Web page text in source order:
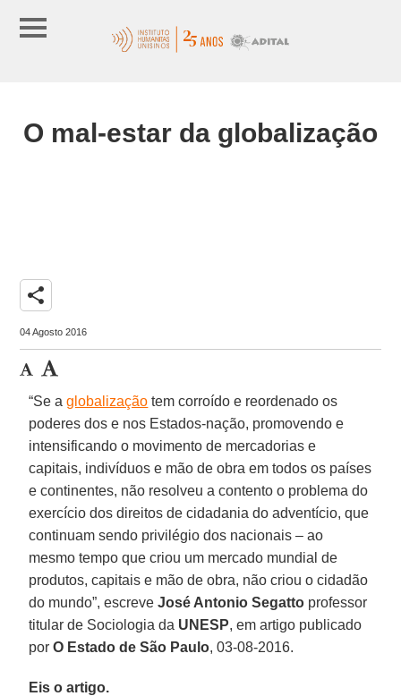
O mal-estar da globalização
share
04 Agosto 2016
“Se aglobalização tem corroído e reordenado os
poderes dos e nos Estados-nação, promovendo e
intensificando o movimento de mercadorias e
capitais, indivíduos e mão de obra em todos os países
e continentes, não resolveu a contento o problema do
exercício dos direitos de cidadania do adventício, que
continuam sendo privilégio dos nacionais – ao
mesmo tempo que criou um mercado mundial de
produtos, capitais e mão de obra, não criou o cidadão
do mundo”, escreveJosé Antonio Segatto professor
titular de Sociologia da UNESP, em artigo publicado
porO Estado de São Paulo, 03-08-2016.
Eis o artigo.